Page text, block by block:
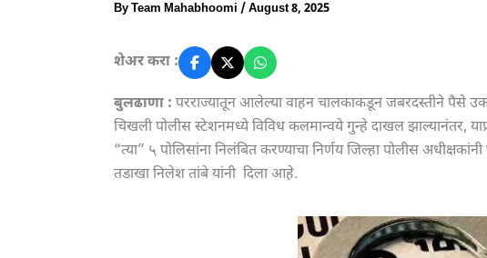
ByTeam Mahabhoomi /August 8, 2025
शेअर करा :
बुलढाणा : परराज्यातून आलेल्या वाहन चालकाकडून जबरदस्तीने पैसे
चिखली पोलीस स्टेशनमध्ये विविध कलमान्वये गुन्हे दाखल झाल्यानंतर,
“त्या” ५ पोलिसांना निलंबित करण्याचा निर्णय जिल्हा पोलीस
तडाखा निलेश तांबे यांनी दिला आहे.